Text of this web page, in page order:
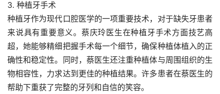
3. 种植牙手术
种植牙作为现代口腔医学的一项重要技术，对于缺失牙患者
来说具有重要意义。蔡庆玲医生在种植牙手术方面技艺高
超，她能够精细把握手术每一个细节，确保种植体植入的正
确性和稳定性。同时，蔡医生还注重种植体与周围组织的生
物相容性，力求达到更佳的种植结果。许多患者在蔡医生的
帮助下重获了完整的牙列和自信的笑容。